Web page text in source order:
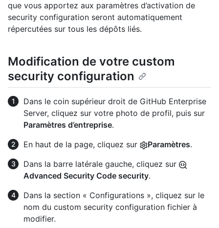
que vous apportez aux paramètres d’activation de
security configuration seront automatiquement
répercutées sur tous les dépôts liés.
Modification de votre custom
security configuration
Dans le coin supérieur droit de GitHub Enterprise
Server, cliquez sur votre photo de profil, puis sur
Paramètres d’entreprise.
En haut de la page, cliquez sur
Paramètres.
Dans la barre latérale gauche, cliquez sur
Advanced Security Code security.
Dans la section « Configurations », cliquez sur le
nom du custom security configuration fichier à
modifier.